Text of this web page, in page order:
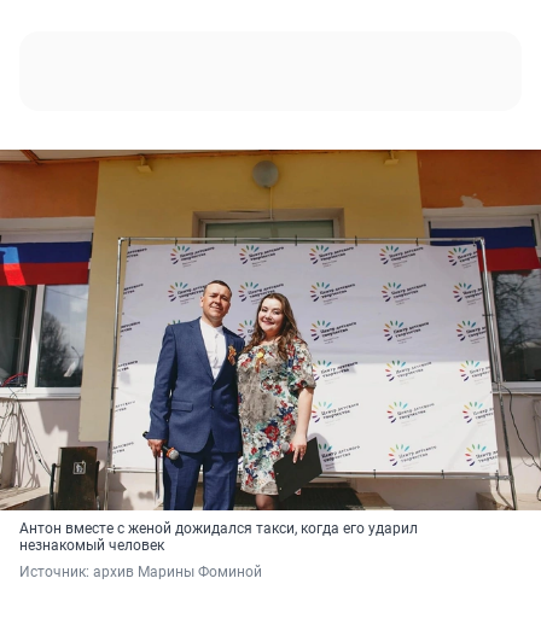
Антон вместе с женой дожидался такси, когда его ударил
незнакомый человек
Источник: архив Марины Фоминой